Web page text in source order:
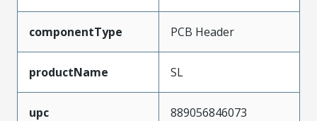
componentType PCB Header
productName SL
upc 889056846073